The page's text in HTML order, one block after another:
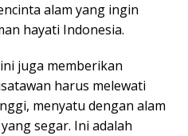
alam yang ingin
hayati Indonesia.
juga memberikan
harus melewati
menyatu dengan alam
segar. Ini adalah